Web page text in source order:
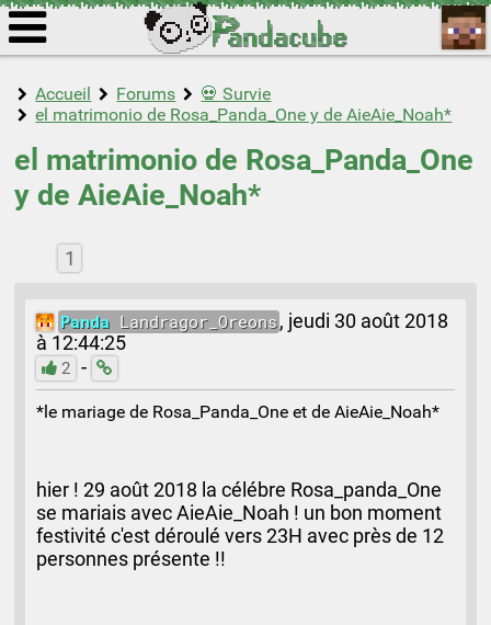
Accueil Forums
💀 Survie
el matrimonio de Rosa_Panda_One y de AieAie_Noah*
el matrimonio de Rosa_Panda_One
y de AieAie_Noah*
1
Panda Landragor_Oreons, jeudi 30 août 2018
à 12:44:25
2 -
*le mariage de Rosa_Panda_One et de AieAie_Noah*
hier ! 29 août 2018 la célébre Rosa_panda_One
se mariais avec AieAie_Noah ! un bon moment
festivité c'est déroulé vers 23H avec près de 12
personnes présente !!